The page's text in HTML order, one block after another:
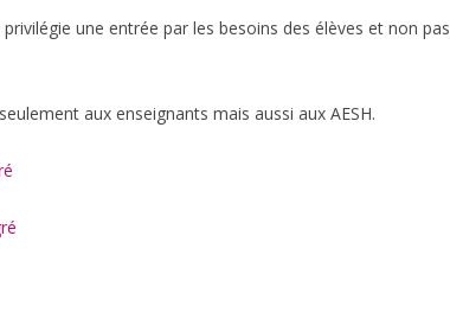
privilégie une entrée par les besoins des élèves et non pas
aux enseignants mais aussi aux AESH.